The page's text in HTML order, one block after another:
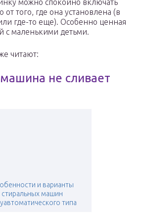
можно спокойно включать
того, где она установлена (в
где-то еще). Особенно ценная
с маленькими детьми.
читают:
не сливает
и варианты
стиральных машин
типа